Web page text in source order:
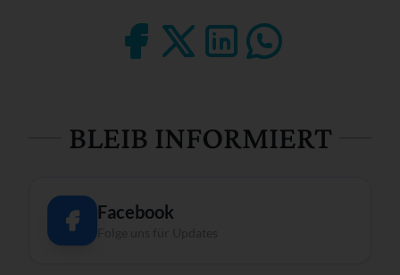
BLEIB INFORMIERT
Facebook